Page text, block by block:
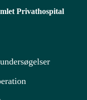
Privathospital